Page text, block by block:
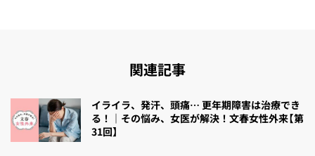
関連記事
イライラ、発汗、頭痛… 更年期障害は治療でき
る！｜その悩み、女医が解決！文春女性外来【第
31回】